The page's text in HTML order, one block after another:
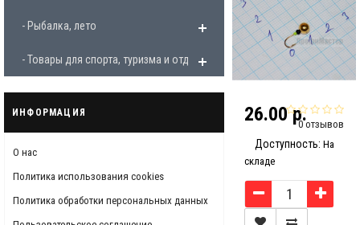
- Рыбалка, лето
- Товары для спорта, туризма и отдыха
ИНФОРМАЦИЯ
О нас
Политика использования cookies
Политика обработки персональных данных
0 отзывов
26.00 р.
Доступность: На
складе